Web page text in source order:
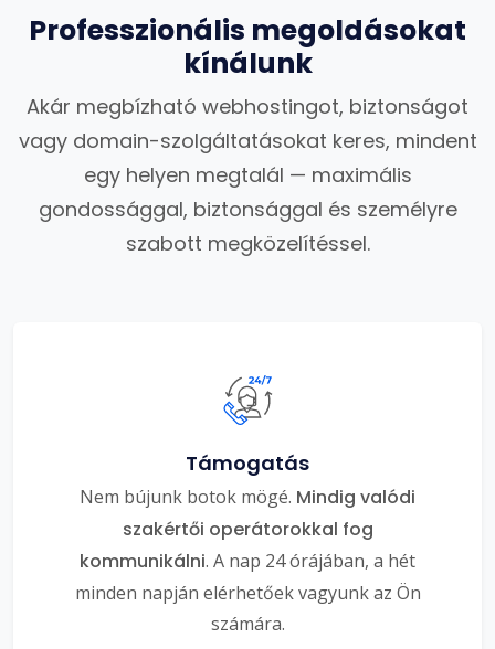
Professzionális megoldásokat
kínálunk
Akár megbízható webhostingot, biztonságot
vagy domain-szolgáltatásokat keres, mindent
egy helyen megtalál — maximális
gondossággal, biztonsággal és személyre
szabott megközelítéssel.
Támogatás
Nem bújunk botok mögé. Mindig valódi
szakértői operátorokkal fog
kommunikálni. A nap 24 órájában, a hét
minden napján elérhetőek vagyunk az Ön
számára.